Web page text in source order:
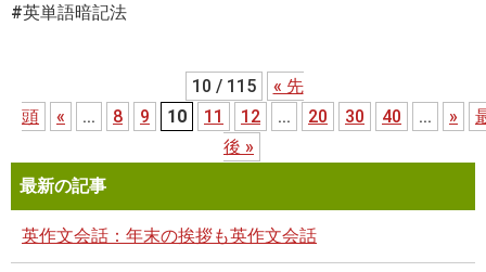
#英単語暗記法
10 / 115
« 先
頭
« ... 8 9 10 11 12 ... 20 30 40 ... »
後 »
最新の記事
英作文会話：年末の挨拶も英作文会話